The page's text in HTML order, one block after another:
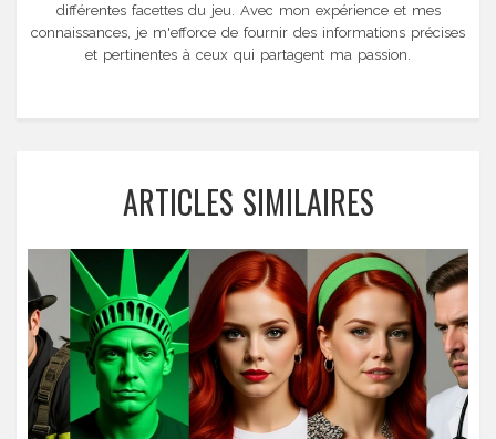
différentes facettes du jeu. Avec mon expérience et mes
connaissances, je m'efforce de fournir des informations précises
et pertinentes à ceux qui partagent ma passion.
ARTICLES SIMILAIRES